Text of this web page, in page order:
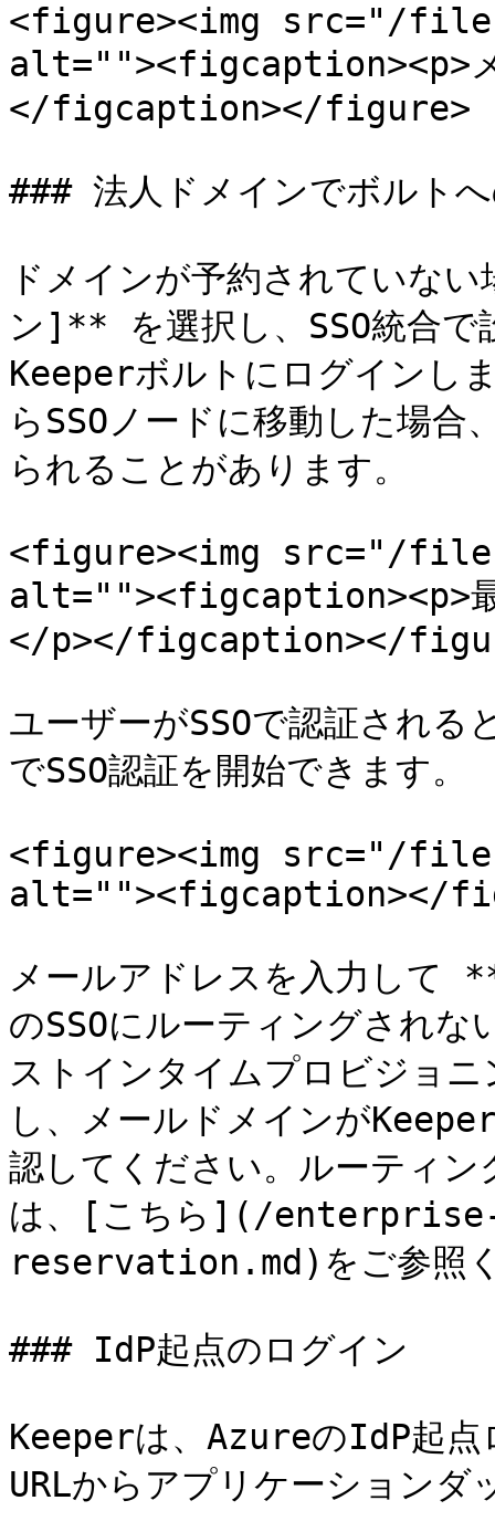
<figure><img src="/files/
alt=""><figcaption><p>メ
</figcaption></figure>
### 法人ドメインでボルト
ドメインが予約されていな
ン]** を選択し、SSO統合で
Keeperボルトにログインし
らSSOノードに移動した場
られることがあります。
<figure><img src="/files/
alt=""><figcaption><p>最
</p></figcaption></
ユーザーがSSOで認証され
でSSO認証を開始できます。
<figure><img src="/
alt=""><figcaption></
メールアドレスを入力し
のSSOにルーティングされな
ストインタイムプロビジョ
し、メールドメインが
認してください。ルーティ
は、[こちら](/
reservation.md)をご参照
### IdP起点のログイン
Keeperは、AzureのIdP起点
URLからアプリケーションダ